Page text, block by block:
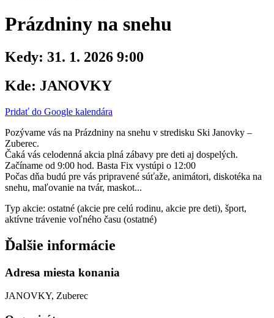
Prázdniny na snehu
Kedy: 31. 1. 2026 9:00
Kde: JANOVKY
Pridať do Google kalendára
Pozývame vás na Prázdniny na snehu v stredisku Ski Janovky –
Zuberec.
Čaká vás celodenná akcia plná zábavy pre deti aj dospelých.
Začíname od 9:00 hod. Basta Fix vystúpi o 12:00
Počas dňa budú pre vás pripravené súťaže, animátori, diskotéka na
snehu, maľovanie na tvár, maskot...
Typ akcie: ostatné (akcie pre celú rodinu, akcie pre deti), šport,
aktívne trávenie voľného času (ostatné)
Ďalšie informácie
Adresa miesta konania
JANOVKY, Zuberec